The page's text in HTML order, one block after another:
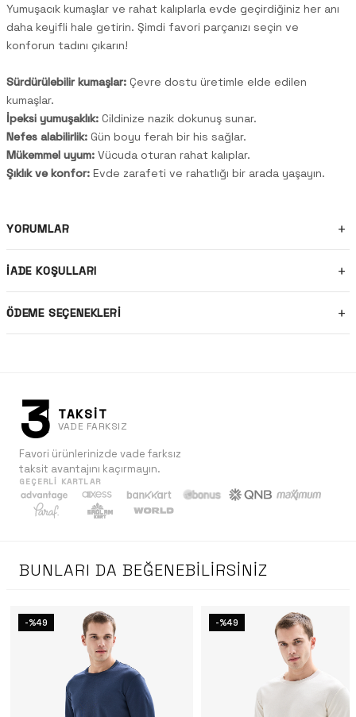
Yumuşacık kumaşlar ve rahat kalıplarla evde geçirdiğiniz her anı
daha keyifli hale getirin. Şimdi favori parçanızı seçin ve
konforun tadını çıkarın!
Sürdürülebilir kumaşlar: Çevre dostu üretimle elde edilen
kumaşlar.
İpeksi yumuşaklık: Cildinize nazik dokunuş sunar.
Nefes alabilirlik: Gün boyu ferah bir his sağlar.
Mükemmel uyum: Vücuda oturan rahat kalıplar.
Şıklık ve konfor: Evde zarafeti ve rahatlığı bir arada yaşayın.
YORUMLAR
İADE KOŞULLARI
ÖDEME SEÇENEKLERI
3 TAKSİT
VADE FARKSIZ
Favori ürünlerinizde vade farksız
taksit avantajını kaçırmayın.
GEÇERLI KARTLAR
BUNLARI DA BEĞENEBILIRSINIZ
-%49 -%49